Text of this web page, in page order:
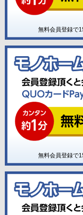
無料会員登録で
無料会員登録で